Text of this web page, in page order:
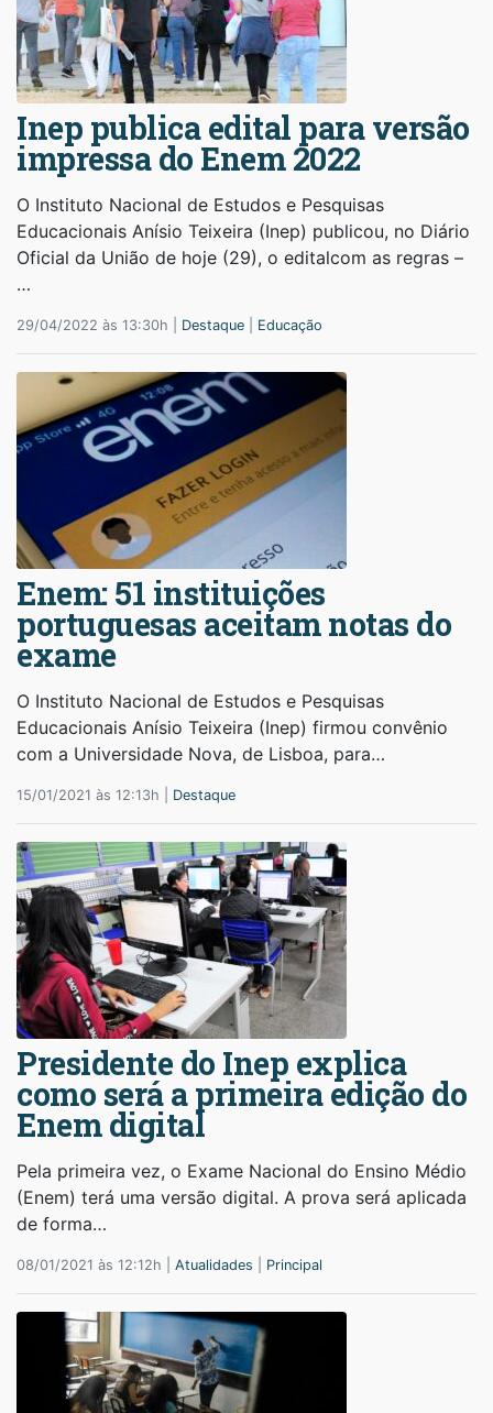
Inep publica edital para versão
impressa do Enem 2022
O Instituto Nacional de Estudos e Pesquisas
Educacionais Anísio Teixeira (Inep) publicou, no Diário
Oficial da União de hoje (29), o editalcom as regras –
…
29/04/2022 às 13:30h | Destaque Educação
Enem: 51 instituições
portuguesas aceitam notas do
exame
O Instituto Nacional de Estudos e Pesquisas
Educacionais Anísio Teixeira (Inep) firmou convênio
com a Universidade Nova, de Lisboa, para…
15/01/2021 às 12:13h | Destaque
Presidente do Inep explica
como será a primeira edição do
Enem digital
Pela primeira vez, o Exame Nacional do Ensino Médio
(Enem) terá uma versão digital. A prova será aplicada
de forma…
08/01/2021 às 12:12h | Atualidades Principal